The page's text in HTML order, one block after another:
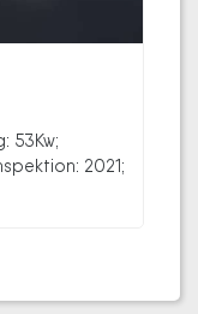
53Kw;
2021;